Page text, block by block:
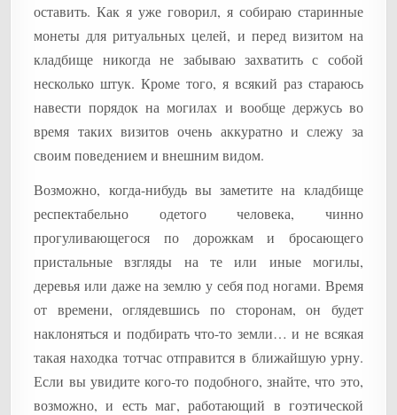
оставить. Как я уже говорил, я собираю старинные
монеты для ритуальных целей, и перед визитом на
кладбище никогда не забываю захватить с собой
несколько штук. Кроме того, я всякий раз стараюсь
навести порядок на могилах и вообще держусь во
время таких визитов очень аккуратно и слежу за
своим поведением и внешним видом.
Возможно, когда-нибудь вы заметите на кладбище
респектабельно одетого человека, чинно
прогуливающегося по дорожкам и бросающего
пристальные взгляды на те или иные могилы,
деревья или даже на землю у себя под ногами. Время
от времени, оглядевшись по сторонам, он будет
наклоняться и подбирать что-то земли… и не всякая
такая находка тотчас отправится в ближайшую урну.
Если вы увидите кого-то подобного, знайте, что это,
возможно, и есть маг, работающий в гоэтической